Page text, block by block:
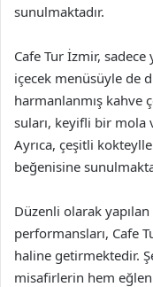
sunulmaktadır.
Cafe Tur İzmir,
içecek menüsüyle de
harmanlanmış kahve
suları, keyifli bir mola
Ayrıca, çeşitli
beğenisine
Düzenli olarak
performansları, Cafe
haline getirmektedir.
misafirlerin hem